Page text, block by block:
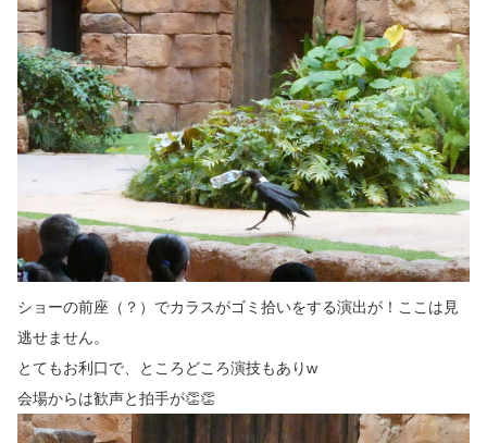
ショーの前座（？）でカラスがゴミ拾いをする演出が！ここは見
逃せません。
とてもお利口で、ところどころ演技もありw
会場からは歓声と拍手が👏👏